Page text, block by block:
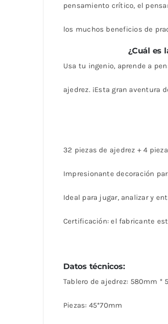
pensamiento crítico, el
los muchos beneficios de
¿Cuál es
Usa tu ingenio, aprende a
ajedrez. ¡Esta gran aventura
32 piezas de ajedrez + 4
Impresionante decoración
Ideal para jugar, analizar y
Certificación: el fabricante
Datos técnicos:
Tablero de ajedrez: 580mm *
Piezas: 45*70mm